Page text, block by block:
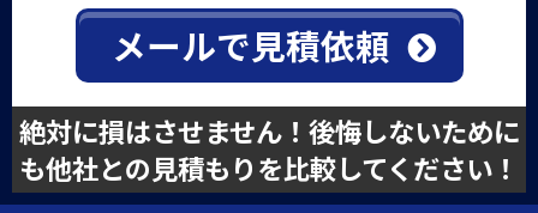
メールで見積依頼
絶対に損はさせません！後悔しないために
も他社との見積もりを比較してください！